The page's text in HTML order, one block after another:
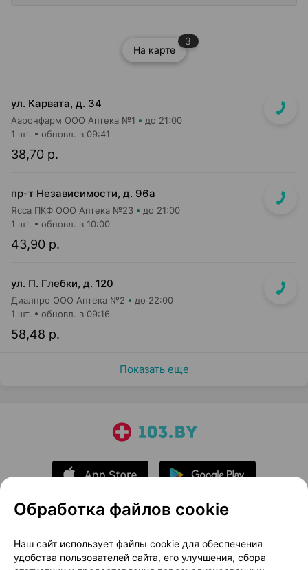
На карте
3
ул. Карвата, д. 34
Ааронфарм ООО Аптека №1 до 21:00
38,70 р.
1 шт. обновл. в 09:41
пр-т Независимости, д. 96а
Ясса ПКФ ООО Аптека №23 до 21:00
43,90 р.
1 шт. обновл. в 10:00
ул. П. Глебки, д. 120
Диалпро ООО Аптека №2 до 22:00
58,48 р.
1 шт. обновл. в 09:16
Показать еще
О проекте
Новости проекта
Размещение рекламы
Медицинский маркетинг
Обработка файлов cookie
Наш сайт использует файлы cookie для обеспечения
удобства пользователей сайта, его улучшения, сбора